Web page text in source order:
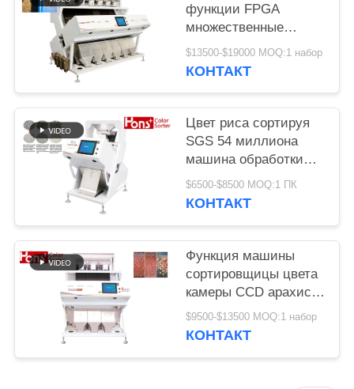
функции FPGA
множественные
красят сортируя
машину
$13500-$19000 MOQ:1 набор
КОНТАКТ
Цвет риса сортируя
SGS 54 миллиона
машина обработки
разделителя пиксела
$6500-$8500 MOQ:1 ПК
КОНТАКТ
Функция машины
сортировщицы цвета
камеры CCD арахиса
3 парашютов
множественная
$9500-$13500 MOQ:1 набор
КОНТАКТ